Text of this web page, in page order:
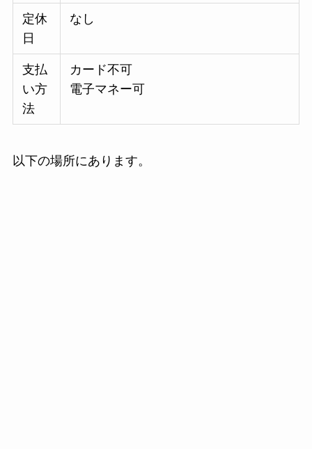
定休
日
なし
支払
い方
法
カード不可
電子マネー可
以下の場所にあります。